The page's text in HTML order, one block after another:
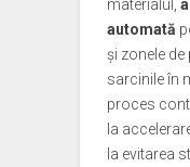
materialul,
automată
și zonele
sarcinile în
proces
la
la evitarea